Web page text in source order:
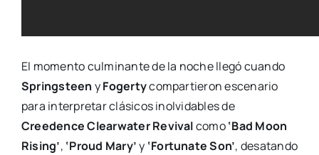
El momento culminante de la noche llegó cuando
Springsteen yFogertycompartieron escenario
para interpretar clásicos inolvidables de
Creedence Clearwater Revivalcomo‘Bad Moon
Rising’, ‘Proud Mary’y ‘Fortunate Son’, desatando